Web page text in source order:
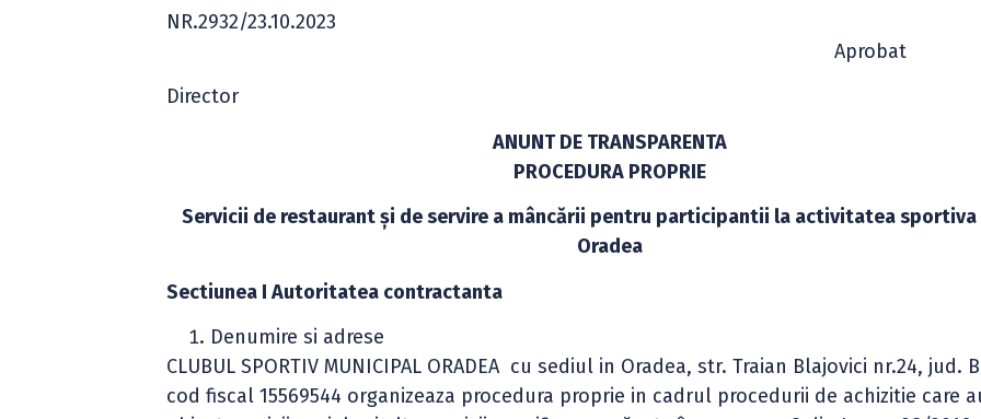
NR.2932/23.10.2023
Aprobat
Director
ANUNT DE TRANSPARENTA
PROCEDURA PROPRIE
Servicii de restaurant şi de servire a mâncării pentru participantii la activitatea sportiva
Oradea
Sectiunea I Autoritatea contractanta
Denumire si adrese
CLUBUL SPORTIV MUNICIPAL ORADEA cu sediul in Oradea, str. Traian Blajovici nr.24, jud.
cod fiscal 15569544 organizeaza procedura proprie in cadrul procedurii de achizitie care